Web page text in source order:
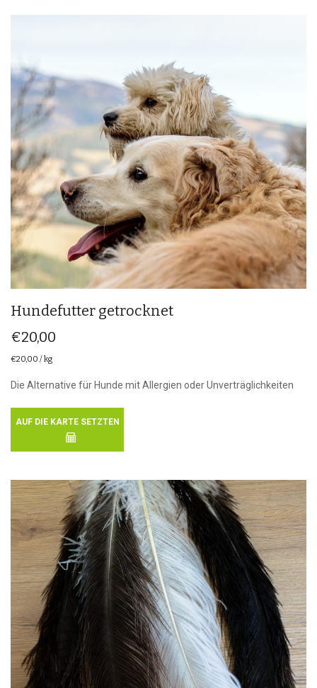
Hundefutter getrocknet
€20,00
€20,00 / kg
Die Alternative für Hunde mit Allergien oder Unverträglichkeiten
AUF DIE KARTE SETZTEN